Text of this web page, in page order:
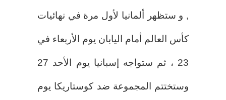
, و ستظهر ألمانيا لأول مرة في نهائيات
كأس العالم أمام اليابان يوم الأربعاء في
23 ، ثم ستواجه إسبانيا يوم الأحد 27
وستختتم المجموعة ضد كوستاريكا يوم